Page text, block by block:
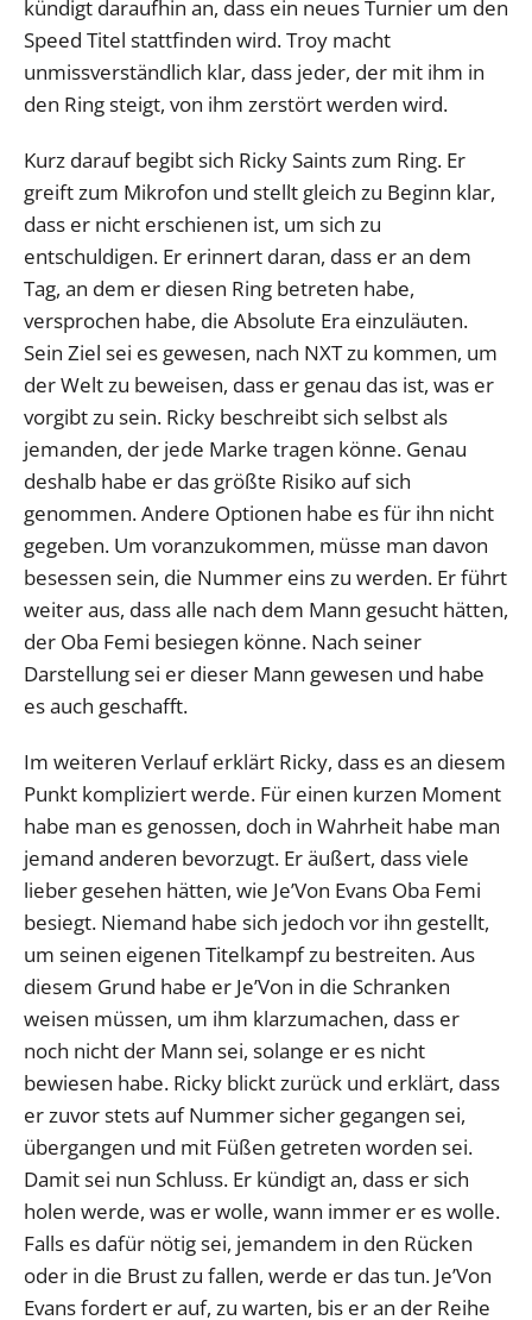
kündigt daraufhin an, dass ein neues Turnier um den
Speed Titel stattfinden wird. Troy macht
unmissverständlich klar, dass jeder, der mit ihm in
den Ring steigt, von ihm zerstört werden wird.
Kurz darauf begibt sich Ricky Saints zum Ring. Er
greift zum Mikrofon und stellt gleich zu Beginn klar,
dass er nicht erschienen ist, um sich zu
entschuldigen. Er erinnert daran, dass er an dem
Tag, an dem er diesen Ring betreten habe,
versprochen habe, die Absolute Era einzuläuten.
Sein Ziel sei es gewesen, nach NXT zu kommen, um
der Welt zu beweisen, dass er genau das ist, was er
vorgibt zu sein. Ricky beschreibt sich selbst als
jemanden, der jede Marke tragen könne. Genau
deshalb habe er das größte Risiko auf sich
genommen. Andere Optionen habe es für ihn nicht
gegeben. Um voranzukommen, müsse man davon
besessen sein, die Nummer eins zu werden. Er führt
weiter aus, dass alle nach dem Mann gesucht hätten,
der Oba Femi besiegen könne. Nach seiner
Darstellung sei er dieser Mann gewesen und habe
es auch geschafft.
Im weiteren Verlauf erklärt Ricky, dass es an diesem
Punkt kompliziert werde. Für einen kurzen Moment
habe man es genossen, doch in Wahrheit habe man
jemand anderen bevorzugt. Er äußert, dass viele
lieber gesehen hätten, wie Je’Von Evans Oba Femi
besiegt. Niemand habe sich jedoch vor ihn gestellt,
um seinen eigenen Titelkampf zu bestreiten. Aus
diesem Grund habe er Je’Von in die Schranken
weisen müssen, um ihm klarzumachen, dass er
noch nicht der Mann sei, solange er es nicht
bewiesen habe. Ricky blickt zurück und erklärt, dass
er zuvor stets auf Nummer sicher gegangen sei,
übergangen und mit Füßen getreten worden sei.
Damit sei nun Schluss. Er kündigt an, dass er sich
holen werde, was er wolle, wann immer er es wolle.
Falls es dafür nötig sei, jemandem in den Rücken
oder in die Brust zu fallen, werde er das tun. Je’Von
Evans fordert er auf, zu warten, bis er an der Reihe